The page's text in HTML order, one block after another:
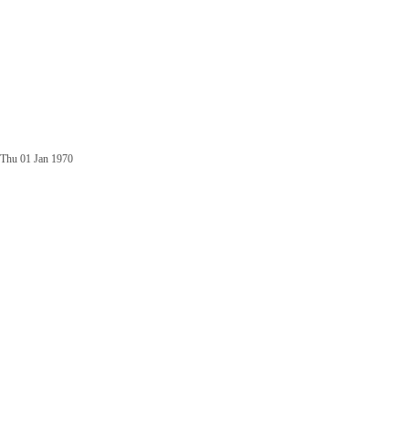
Thu 01 Jan 1970